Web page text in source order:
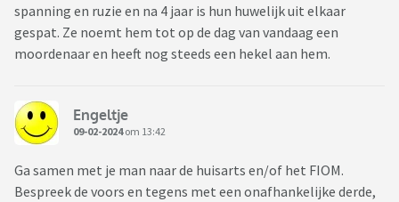
spanning en ruzie en na 4 jaar is hun huwelijk uit elkaar
gespat. Ze noemt hem tot op de dag van vandaag een
moordenaar en heeft nog steeds een hekel aan hem.
Engeltje
09-02-2024om 13:42
Ga samen met je man naar de huisarts en/of het FIOM.
Bespreek de voors en tegens met een onafhankelijke derde,